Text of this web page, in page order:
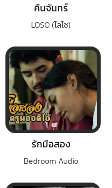
คืนจันทร์
LOSO (โลโซ)
รักมือสอง
Bedroom Audio